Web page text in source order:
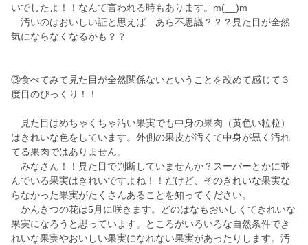
いでしたよ！！なんて言われる時もあります。m(__)m
汚いのはおいしい証と思えば あら不思議？？？見た目が全然
気にならなくなるかも？？
③食べてみて見た目が全然関係ないということを改めて感じて３
度目のびっくり！！
見た目はめちゃくちゃ汚い果実でも中身の果肉（黄色い粒粒）
はきれいな色をしています。外側の果皮が汚くて中身が黒く汚れ
てる果肉ではありません。
みなさん！！見た目で判断していませんか？スーパーとかに並
んでいる果実はきれいですよね！！だけど、そのきれいな果実な
らなかった果実がたくさんあることを知ってください。
かんきつの花は5月に咲きます。どのはなもおいしくてきれいな
果実になろうと思っています。ところがいろいろな自然条件でき
れいな果実やおいしい果実になれない果実があったりします。汚